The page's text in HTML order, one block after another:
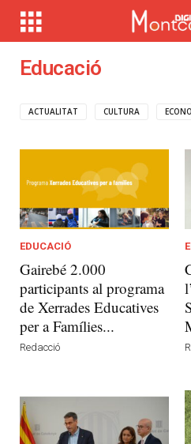
Educació
ACTUALITAT CULTURA
EDUCACIÓ
Gairebé 2.000
participants al programa
de Xerrades Educatives
per a Famílies...
Redacció